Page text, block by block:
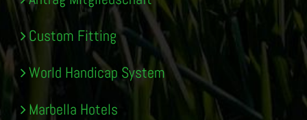
Custom Fitting
World Handicap System
Marbella Hotels